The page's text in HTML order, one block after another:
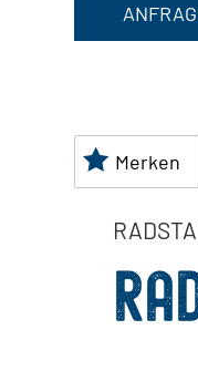
Merken